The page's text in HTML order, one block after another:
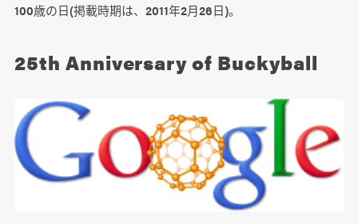
100歳の日(掲載時期は、2011年2月26日)。
25th Anniversary of Buckyball